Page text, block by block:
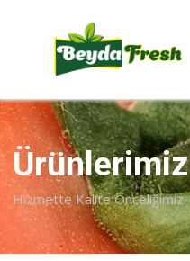
Ürünlerimiz
Hizmette Kalite Önceliğimiz